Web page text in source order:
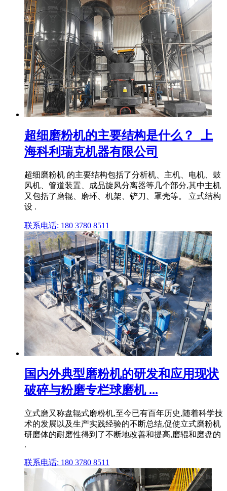
超细磨粉机的主要结构是什么？_上
海科利瑞克机器有限公司
超细磨粉机 的主要结构包括了分析机、主机、电机、鼓
风机、管道装置、成品旋风分离器等几个部分,其中主机
又包括了磨辊、磨环、机架、铲刀、罩壳等。 立式结构
设 .
联系电话: 180 3780 8511
国内外典型磨粉机的研发和应用现状
破碎与粉磨专栏球磨机 ...
立式磨又称盘辊式磨粉机,至今已有百年历史,随着科学技
术的发展以及生产实践经验的不断总结,促使立式磨粉机
研磨体的耐磨性得到了不断地改善和提高,磨辊和磨盘的
.
联系电话: 180 3780 8511